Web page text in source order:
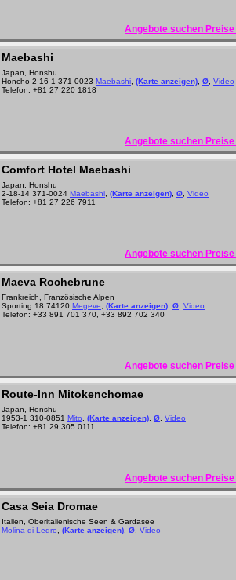
Angebote suchen
Maebashi
Japan, Honshu
Honcho 2-16-1 371-0023 Maebashi (Karte anzeigen) Ø Video
Telefon: +81 27 220 1818
Angebote suchen
Comfort Hotel Maebashi
Japan, Honshu
2-18-14 371-0024 Maebashi (Karte anzeigen) Ø Video
Telefon: +81 27 226 7911
Angebote suchen
Maeva Rochebrune
Frankreich, Französische Alpen
Sporting 18 74120 Megeve (Karte anzeigen) Ø Video
Telefon: +33 891 701 370, +33 892 702 340
Angebote suchen
Route-Inn Mitokenchomae
Japan, Honshu
1953-1 310-0851 Mito (Karte anzeigen) Ø Video
Telefon: +81 29 305 0111
Angebote suchen
Casa Seia Dromae
Italien, Oberitalienische Seen & Gardasee
Molina di Ledro
(Karte anzeigen) Ø Video